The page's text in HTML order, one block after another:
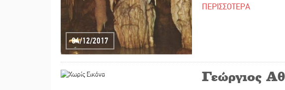
04/12/2017
ΠΕΡΙΣΣΟΤΕΡΑ
Γεώργιος